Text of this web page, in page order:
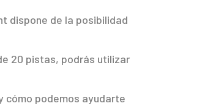
dispone de la posibilidad
20 pistas, podrás utilizar
cómo podemos ayudarte